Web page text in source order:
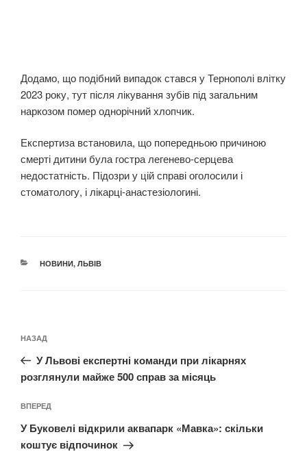
Додамо, що подібний випадок стався у Тернополі влітку
2023 року, тут після лікування зубів під загальним
наркозом помер однорічний хлопчик.
Експертиза встановила, що попередньою причиною
смерті дитини була гостра легенево-серцева
недостатність. Підозри у цій справі оголосили і
стоматологу, і лікарці-анастезіологині.
КАТЕГОРІЇ
НОВИНИ, ЛЬВІВ
записів
Попередній
запис:
НАЗАД
У Львові експертні команди при лікарнях
розглянули майже 500 справ за місяць
Наступний
запис
ВПЕРЕД
У Буковелі відкрили аквапарк «Мавка»: скільки
коштує відпочинок